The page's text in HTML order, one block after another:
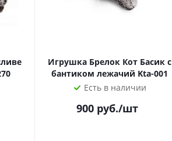
Игрушка Брелок Кот Басик с
бантиком лежачий Kta-001
Есть в наличии
900 руб./шт